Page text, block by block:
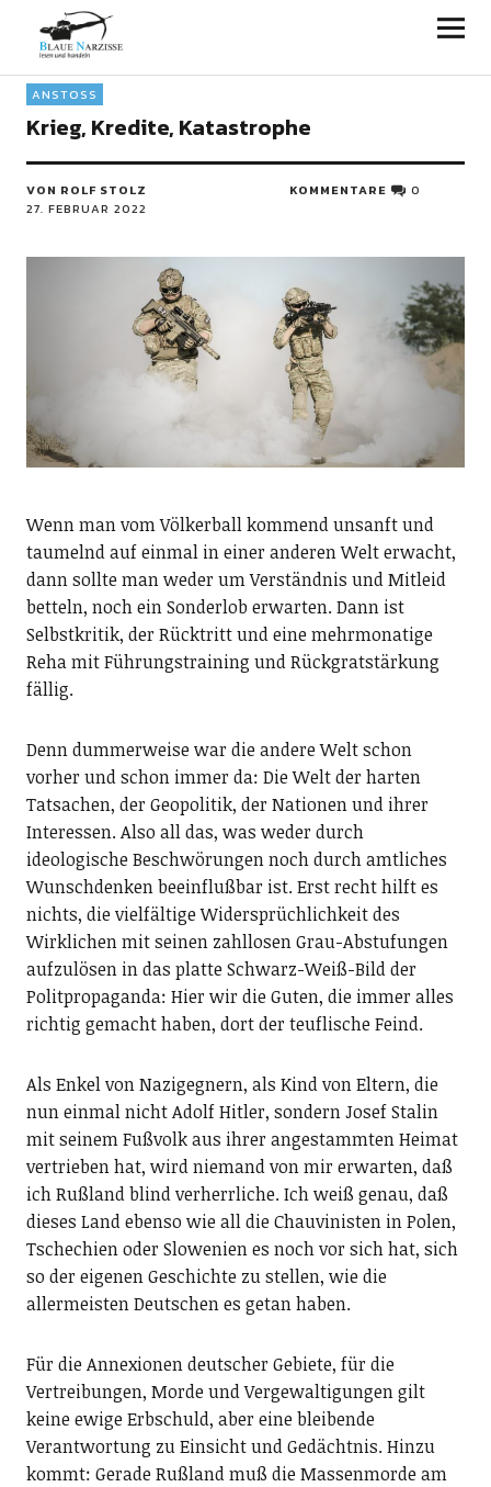
Blaue Narzisse
ANSTOSS
Krieg, Kredite, Katastrophe
VON ROLF STOLZ
27. FEBRUAR 2022
KOMMENTARE 0
Wenn man vom Völkerball kommend unsanft und
taumelnd auf einmal in einer anderen Welt erwacht,
dann sollte man weder um Verständnis und Mitleid
betteln, noch ein Sonderlob erwarten. Dann ist
Selbstkritik, der Rücktritt und eine mehrmonatige
Reha mit Führungstraining und Rückgratstärkung
fällig.
Denn dummerweise war die andere Welt schon
vorher und schon immer da: Die Welt der harten
Tatsachen, der Geopolitik, der Nationen und ihrer
Interessen. Also all das, was weder durch
ideologische Beschwörungen noch durch amtliches
Wunschdenken beeinflußbar ist. Erst recht hilft es
nichts, die vielfältige Widersprüchlichkeit des
Wirklichen mit seinen zahllosen Grau-Abstufungen
aufzulösen in das platte Schwarz-Weiß-Bild der
Politpropaganda: Hier wir die Guten, die immer alles
richtig gemacht haben, dort der teuflische Feind.
Als Enkel von Nazigegnern, als Kind von Eltern, die
nun einmal nicht Adolf Hitler, sondern Josef Stalin
mit seinem Fußvolk aus ihrer angestammten Heimat
vertrieben hat, wird niemand von mir erwarten, daß
ich Rußland blind verherrliche. Ich weiß genau, daß
dieses Land ebenso wie all die Chauvinisten in Polen,
Tschechien oder Slowenien es noch vor sich hat, sich
so der eigenen Geschichte zu stellen, wie die
allermeisten Deutschen es getan haben.
Für die Annexionen deutscher Gebiete, für die
Vertreibungen, Morde und Vergewaltigungen gilt
keine ewige Erbschuld, aber eine bleibende
Verantwortung zu Einsicht und Gedächtnis. Hinzu
kommt: Gerade Rußland muß die Massenmorde am